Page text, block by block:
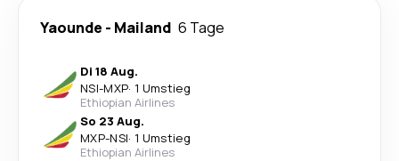
Yaounde - Mailand 6 Tage
Di 18 Aug.
NSI-MXP· 1 Umstieg
Ethiopian Airlines
So 23 Aug.
MXP-NSI· 1 Umstieg
Ethiopian Airlines